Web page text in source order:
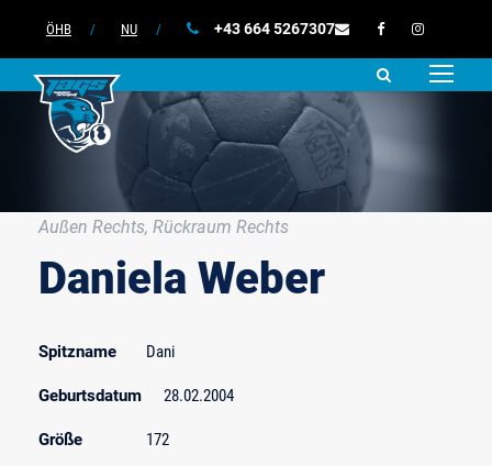
ÖHB / NU / +43 664 5267307
Außen Rechts, Rückraum Rechts
Daniela Weber
Spitzname Dani
Geburtsdatum 28.02.2004
Größe 172